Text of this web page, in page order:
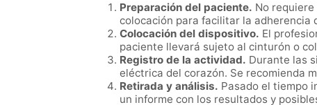
Preparación del paciente. No
colocación para facilitar la adherencia
Colocación del dispositivo. El
paciente llevará sujeto al cinturón o
Registro de la actividad. Durante las
eléctrica del corazón. Se recomienda
Retirada y análisis. Pasado el tiempo
un informe con los resultados y